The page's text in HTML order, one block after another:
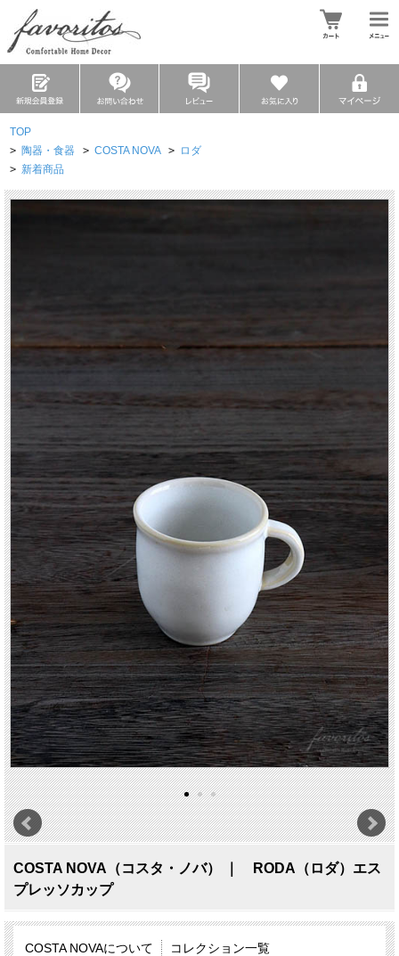
TOP
> 陶器・食器 > COSTA NOVA > ロダ
> 新着商品
COSTA NOVA（コスタ・ノバ） ｜ RODA（ロダ）エス
プレッソカップ
COSTA NOVAについて コレクション一覧